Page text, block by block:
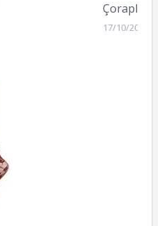
Çoraplar
17/10/2010